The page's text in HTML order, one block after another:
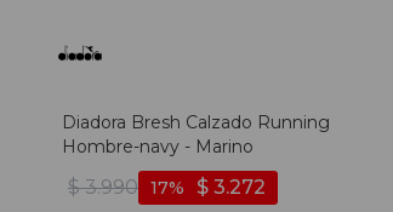
Diadora Bresh Calzado Running
Hombre-navy - Marino
$ 3.990 $ 3.272
17